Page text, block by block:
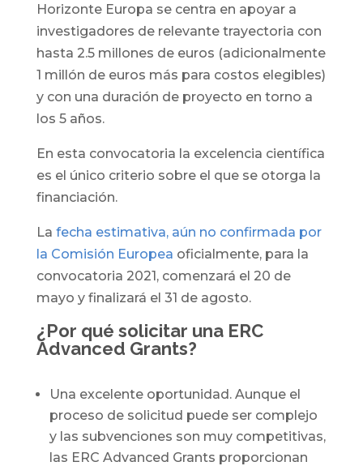
Horizonte Europa se centra en apoyar a
investigadores de relevante trayectoria con
hasta 2.5 millones de euros (adicionalmente
1 millón de euros más para costos elegibles)
y con una duración de proyecto en torno a
los 5 años.
En esta convocatoria la excelencia científica
es el único criterio sobre el que se otorga la
financiación.
La fecha estimativa, aún no confirmada por
la Comisión Europea oficialmente, para la
convocatoria 2021, comenzará el 20 de
mayo y finalizará el 31 de agosto.
¿Por qué solicitar una ERC
Advanced Grants?
Una excelente oportunidad. Aunque el
proceso de solicitud puede ser complejo
y las subvenciones son muy competitivas,
las ERC Advanced Grants proporcionan